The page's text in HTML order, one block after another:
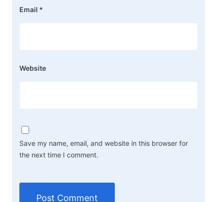
Email *
Website
Save my name, email, and website in this browser for
the next time I comment.